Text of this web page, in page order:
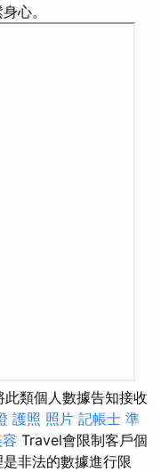
心。
此類個人數據告知接收
護照 照片 記帳士 準
Travel會限制客戶個
非法的數據進行限